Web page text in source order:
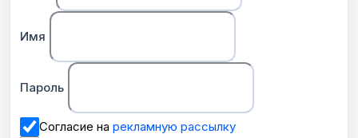
Имя
Пароль
Согласие на рекламную рассылку